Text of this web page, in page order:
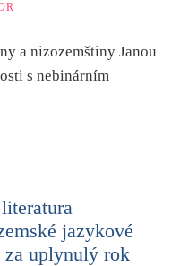
a nizozemštiny Janou
s nebinárním
jazykové
za uplynulý rok